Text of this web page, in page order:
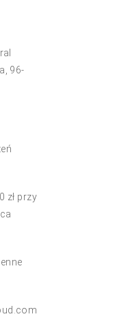
96-
zł przy